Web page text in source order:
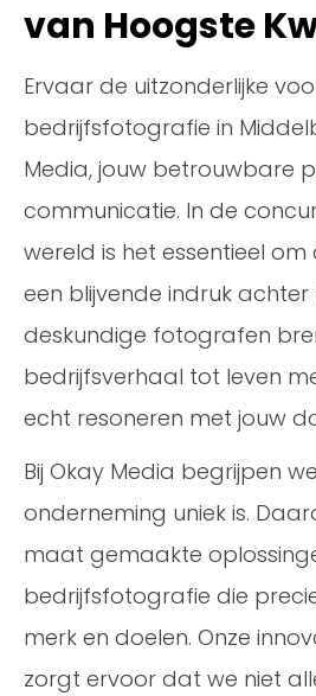
van Hoogste
Ervaar de uitzonderlijke
bedrijfsfotografie in
Media, jouw betrouwbare
communicatie. In de
wereld is het essentieel
een blijvende indruk achter
deskundige fotografen
bedrijfsverhaal tot leven
echt resoneren met jouw
Bij Okay Media begrijpen
onderneming uniek is.
maat gemaakte
bedrijfsfotografie die
merk en doelen. Onze
zorgt ervoor dat we niet